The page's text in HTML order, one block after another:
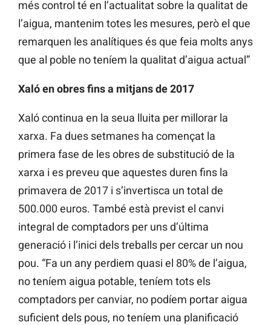
més control té en l’actualitat sobre la qualitat de
l’aigua, mantenim totes les mesures, però el que
remarquen les analítiques és que feia molts anys
que al poble no teníem la qualitat d’aigua actual”
Xaló en obres fins a mitjans de 2017
Xaló continua en la seua lluita per millorar la
xarxa. Fa dues setmanes ha començat la
primera fase de les obres de substitució de la
xarxa i es preveu que aquestes duren fins la
primavera de 2017 i s’invertisca un total de
500.000 euros. També està previst el canvi
integral de comptadors per uns d’última
generació i l’inici dels treballs per cercar un nou
pou. “Fa un any perdiem quasi el 80% de l’aigua,
no teníem aigua potable, teníem tots els
comptadors per canviar, no podíem portar aigua
suficient dels pous, no teníem una planificació